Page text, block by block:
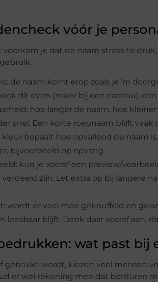
vóór je
voorkom je dat de naam straks te
de naam komt erop zoals je ’m
dit even (zeker bij een cadeau),
hoe langer de naam, hoe
snel. Een korte roepnaam blijft vaak
kleur bepaalt hoe opvallend de naam
bijvoorbeeld op opvang.
kun je vooraf een preview/
zijn. Let extra op bij langere
wordt er veel mee geknuffeld en
leesbaar blijft. Denk daar vooraf aan,
wat past bij
gebruikt wordt, kiezen veel mensen
er wel rekening mee dat borduren